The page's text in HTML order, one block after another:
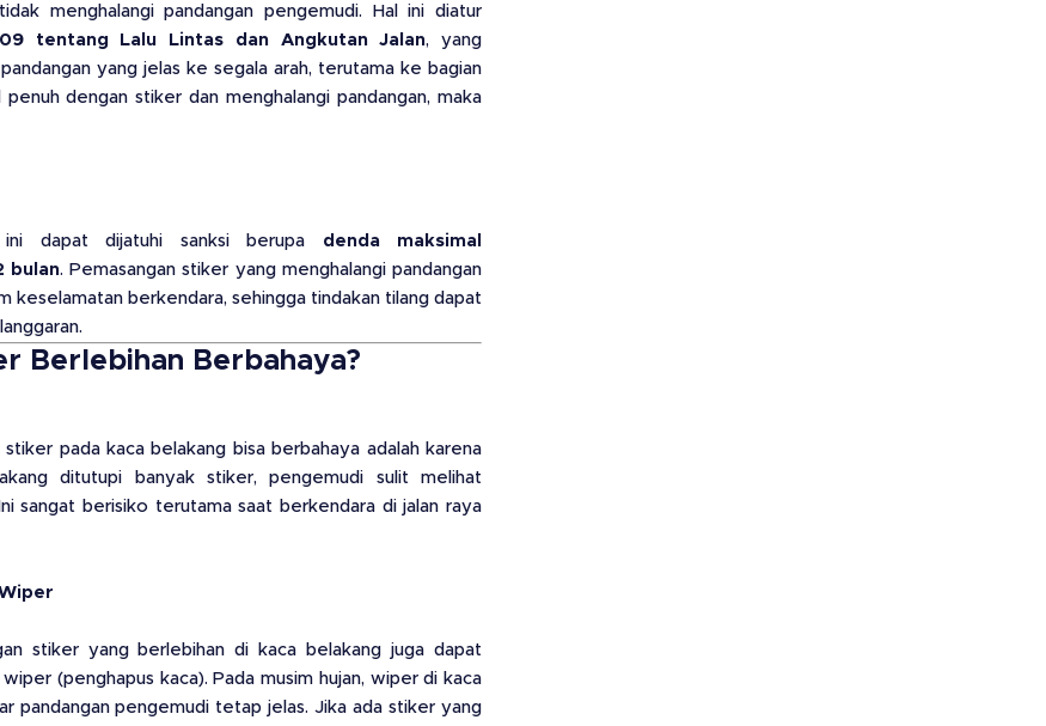
menghalangi pandangan pengemudi. Hal ini diatur
tentang Lalu Lintas dan Angkutan Jalan, yang
yang jelas ke segala arah, terutama ke bagian
dengan stiker dan menghalangi pandangan, maka
dapat dijatuhi sanksi berupa denda maksimal
bulan. Pemasangan stiker yang menghalangi pandangan
keselamatan berkendara, sehingga tindakan tilang dapat
Berlebihan Berbahaya?
pada kaca belakang bisa berbahaya adalah karena
ditutupi banyak stiker, pengemudi sulit melihat
sangat berisiko terutama saat berkendara di jalan raya
stiker yang berlebihan di kaca belakang juga dapat
(penghapus kaca). Pada musim hujan, wiper di kaca
pandangan pengemudi tetap jelas. Jika ada stiker yang